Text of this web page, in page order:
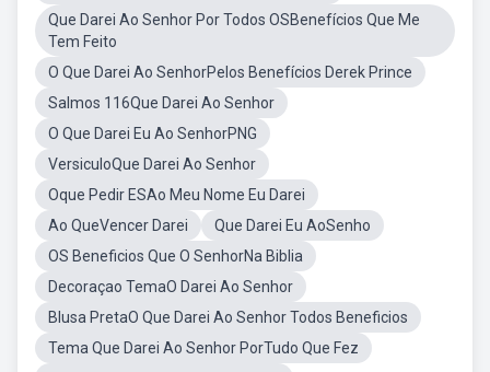
Que Darei Ao Senhor Por Todos OSBenefícios Que Me
Tem Feito
O Que Darei Ao SenhorPelos Benefícios Derek Prince
Salmos 116Que Darei Ao Senhor
O Que Darei Eu Ao SenhorPNG
VersiculoQue Darei Ao Senhor
Oque Pedir ESAo Meu Nome Eu Darei
Ao QueVencer Darei
Que Darei Eu AoSenho
OS Beneficios Que O SenhorNa Biblia
Decoraçao TemaO Darei Ao Senhor
Blusa PretaO Que Darei Ao Senhor Todos Beneficios
Tema Que Darei Ao Senhor PorTudo Que Fez